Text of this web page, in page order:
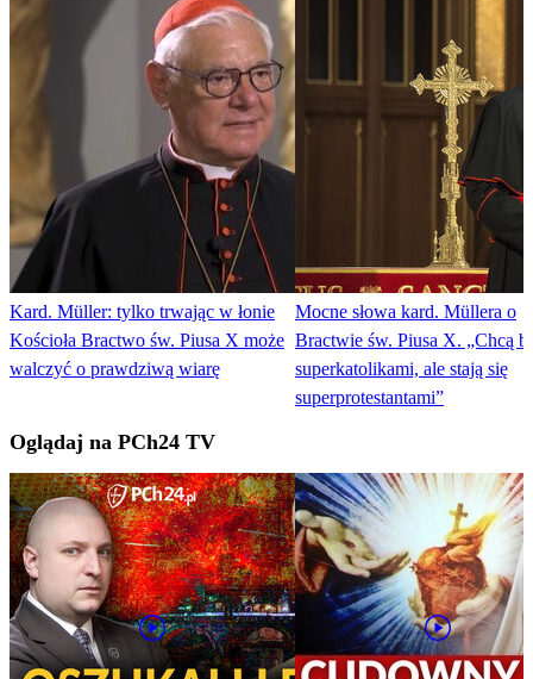
Kard. Müller: tylko trwając w łonie
Kościoła Bractwo św. Piusa X może
walczyć o prawdziwą wiarę
Mocne słowa kard. Müllera o
Bractwie św. Piusa X. „Chcą
superkatolikami, ale stają się
superprotestantami”
Oglądaj na PCh24 TV